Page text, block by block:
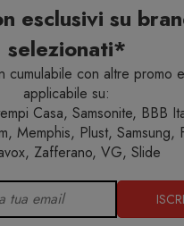
esclusivi su
selezionati*
cumulabile con altre promo
applicabile su:
Casa, Samsonite, BBB
Memphis, Plust, Samsung,
Zafferano, VG, Slide
Arredo esterno
Poltroncine
Tibidabo Poltroncina